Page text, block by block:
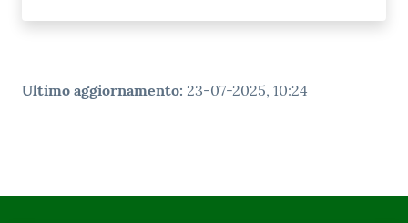
dati
Ultimo aggiornamento: 23-07-2025, 10:24